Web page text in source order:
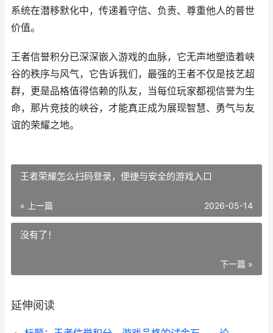
系统在潜移默化中，传递着守信、负责、尊重他人的普世
价值。
王者信誉积分已深深嵌入游戏的血脉，它无声地塑造着峡
谷的秩序与风气，它告诉我们，最强的王者不仅是技艺超
群，更是品格值得信赖的队友，当每位玩家都视信誉为生
命，那片竞技的峡谷，才能真正成为展现智慧、勇气与友
谊的荣耀之地。
王者荣耀怎么扫码登录，便捷与安全的游戏入口
« 上一篇 2026-05-14
没有了！
下一篇 »
延伸阅读